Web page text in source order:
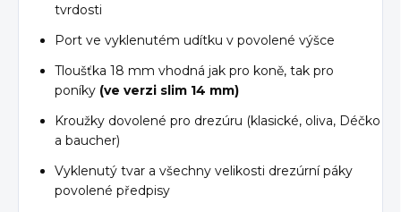
tvrdosti
Port ve vyklenutém udítku v povolené výšce
Tloušťka 18 mm vhodná jak pro koně, tak pro
poníky (ve verzi slim 14 mm)
Kroužky dovolené pro drezúru (klasické, oliva, Déčko
a baucher)
Vyklenutý tvar a všechny velikosti drezúrní páky
povolené předpisy